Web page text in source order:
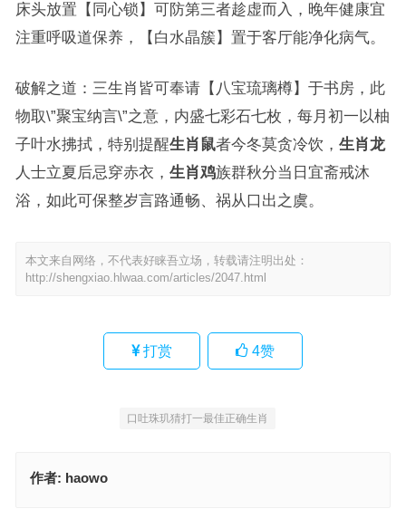
床头放置【同心锁】可防第三者趁虚而入，晚年健康宜
注重呼吸道保养，【白水晶簇】置于客厅能净化病气。
破解之道：三生肖皆可奉请【八宝琉璃樽】于书房，此
物取\”聚宝纳言\”之意，内盛七彩石七枚，每月初一以柚
子叶水拂拭，特别提醒生肖鼠者今冬莫贪冷饮， 生肖龙
人士立夏后忌穿赤衣， 生肖鸡族群秋分当日宜斋戒沐
浴，如此可保整岁言路通畅、祸从口出之虞。
本文来自网络，不代表好睐吾立场，转载请注明出处：
http://shengxiao.hlwaa.com/articles/2047.html
打赏 4赞
口吐珠玑猜打一最佳正确生肖
作者: haowo